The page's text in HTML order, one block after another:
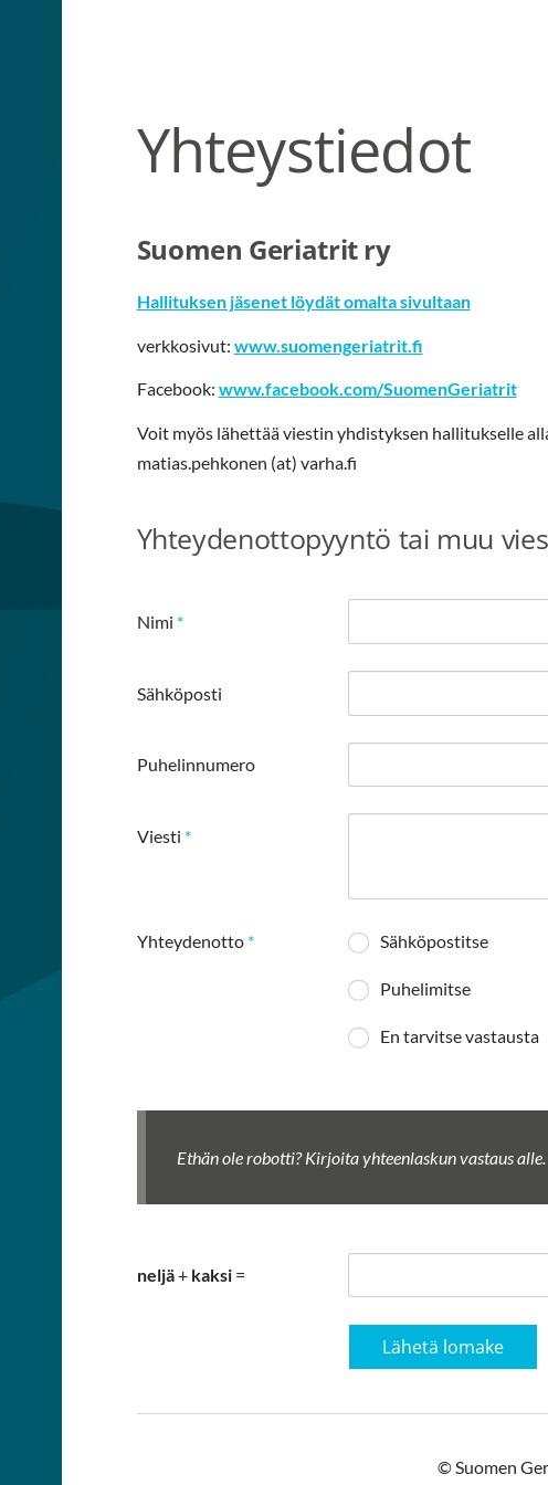
Suomen Geriatrit ryYhteystiedot
Suomen Geriatrit ry
Hallituksen jäsenet löydät omalta sivultaan
verkkosivut: www.suomengeriatrit.fi
Facebook: www.facebook.com/SuomenGeriatrit
Voit myös lähettää viestin yhdistyksen hallitukselle
matias.pehkonen (at) varha.fi
Yhteydenottopyyntö tai muu
Nimi *
Sähköposti
Puhelinnumero
Viesti *
Yhteydenotto* Sähköpostitse
Puhelimitse
En tarvitse vastausta
Ethän ole robotti? Kirjoita yhteenlaskun vastaus alle.
neljä+ kaksi=
Lähetä lomake
©Suomen